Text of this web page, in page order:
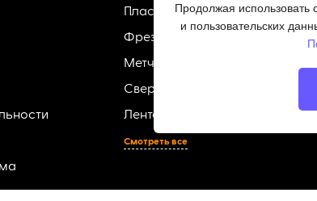
Пластины твердосплавные
Фрезы
Метчики
Сверла
Ленточные пилы по металлу
Смотреть все
Продолжая использовать
и пользовательских